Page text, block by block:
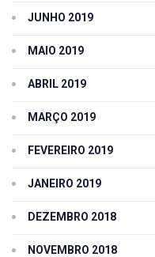
JUNHO 2019
MAIO 2019
ABRIL 2019
MARÇO 2019
FEVEREIRO 2019
JANEIRO 2019
DEZEMBRO 2018
NOVEMBRO 2018